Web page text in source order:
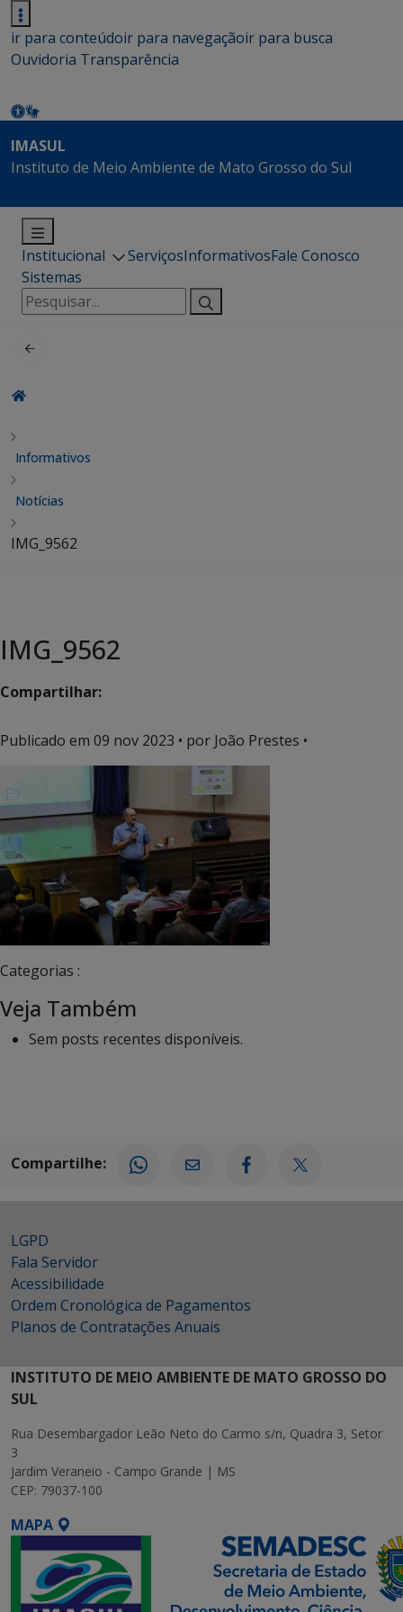
ir para conteúdoir para navegaçãoir para busca
Ouvidoria Transparência
IMASUL
Instituto de Meio Ambiente de Mato Grosso do Sul
Institucional ServiçosInformativosFale Conosco
Sistemas
Pesquisar
por:
Informativos
Notícias
IMG_9562
IMG_9562
Compartilhar:
Publicado em 09 nov 2023 • por João Prestes •
Categorias :
Veja Também
Sem posts recentes disponíveis.
Compartilhe:
LGPD
Fala Servidor
Acessibilidade
Ordem Cronológica de Pagamentos
Planos de Contratações Anuais
INSTITUTO DE MEIO AMBIENTE DE MATO GROSSO DO
SUL
Rua Desembargador Leão Neto do Carmo s/n, Quadra 3, Setor
3
Jardim Veraneio - Campo Grande | MS
CEP: 79037-100
MAPA